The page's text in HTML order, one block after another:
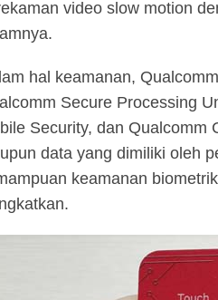
video slow motion
hal keamanan,
Secure Processing
Security, dan Qualcomm
data yang dimiliki oleh
keamanan